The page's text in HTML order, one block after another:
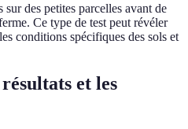
des petites parcelles avant de
Ce type de test peut révéler
conditions spécifiques des sols et
et les